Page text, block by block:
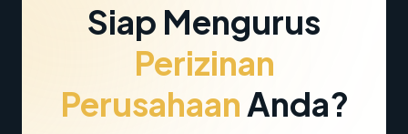
Siap Mengurus
Perizinan
PerusahaanAnda?